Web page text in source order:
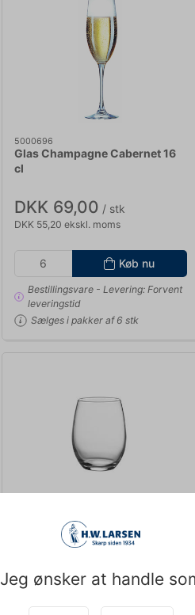
Jeg ønsker at handle
5000696
Glas Champagne Cabernet 16
cl
DKK 69,00 / stk
DKK 55,20 ekskl. moms
Køb nu
Bestillingsvare- Levering: Forvent
leveringstid
Sælges i pakker af 6 stk
Vandglas Primary 27 cl
DKK 49,00